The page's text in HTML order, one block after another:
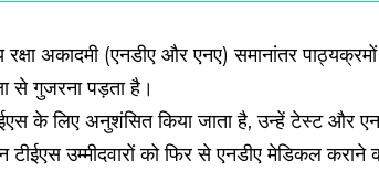
अकादमी (एनडीए और एनए) समानांतर
से गुजरना पड़ता है।
के लिए अनुशंसित किया जाता है, उन्हें टेस्ट और
टीईएस उम्मीदवारों को फिर से एनडीए मेडिकल